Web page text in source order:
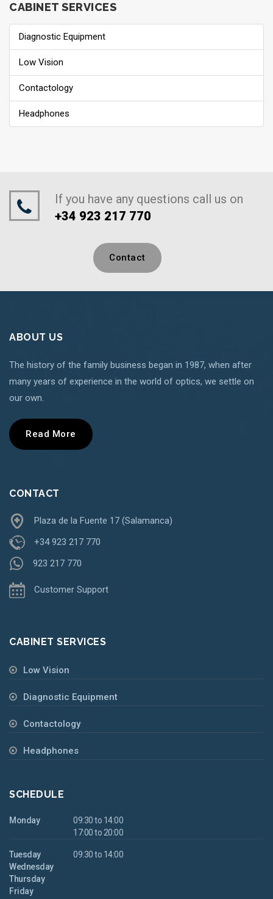
CABINET SERVICES
Diagnostic Equipment
Low Vision
Contactology
Headphones
If you have any questions call us on
+34 923 217 770
Contact
ABOUT US
The history of the family business began in 1987, when after
many years of experience in the world of optics, we settle on
our own.
Read More
CONTACT
Plaza de la Fuente 17 (Salamanca)
+34 923 217 770
923 217 770
Customer Support
CABINET SERVICES
Low Vision
Diagnostic Equipment
Contactology
Headphones
SCHEDULE
Monday
09:30 to 14:00
17:00 to 20:00
Tuesday
Wednesday
Thursday
Friday
09:30 to 14:00